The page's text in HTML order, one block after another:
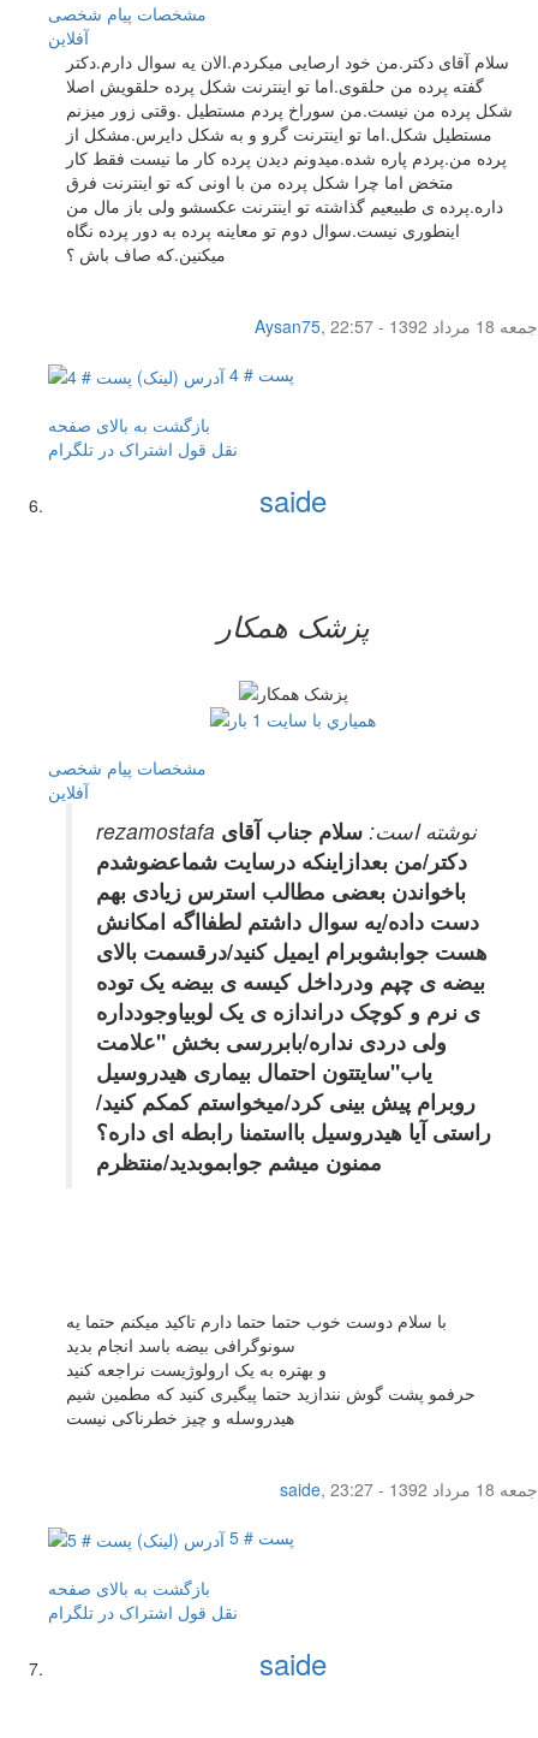
مشخصات پیام شخصی
آفلاين
سلام آقای دکتر.من خود ارصایی میکردم.الان یه سوال دارم.دکتر
گفته پرده من حلقوی.اما تو اینترنت شکل پرده حلقویش اصلا
شکل پرده من نیست.من سوراخ پردم مستطیل .وقتی زور میزنم
مستطیل شکل.اما تو اینترنت گرو و به شکل دایرس.مشکل از
پرده من.پردم پاره شده.میدونم دیدن پرده کار ما نیست فقط کار
متخض اما چرا شکل پرده من با اونی که تو اینترنت فرق
داره.پرده ی طبیعیم گذاشته تو اینترنت عکسشو ولی باز مال من
اینطوری نیست.سوال دوم تو معاینه پرده به دور پرده نگاه
میکنین.که صاف باش ؟
Aysan75,
جمعه 18 مرداد 1392 - 22:57
پست # 4
بازگشت به بالای صفحه
نقل قول اشتراک در تلگرام
saide
پزشک همکار
مشخصات پیام شخصی
آفلاين
rezamostafa نوشته است: سلام جناب آقای
دکتر/من بعدازاینکه درسایت شماعضوشدم
باخواندن بعضی مطالب استرس زیادی بهم
دست داده/یه سوال داشتم لطفااگه امکانش
هست جوابشوبرام ایمیل کنید/درقسمت بالای
بیضه ی چپم ودرداخل کیسه ی بیضه یک توده
ی نرم و کوچک دراندازه ی یک لوبیاوجودداره
ولی دردی نداره/بابررسی بخش "علامت
یاب"سایتتون احتمال بیماری هیدروسیل
روبرام پیش بینی کرد/میخواستم کمکم کنید/
راستی آیا هیدروسیل بااستمنا رابطه ای داره؟
ممنون میشم جوابموبدید/منتظرم
با سلام دوست خوب حتما حتما دارم تاکید میکنم حتما یه
سونوگرافی بیضه باسد انجام بدید
و بهتره به یک ارولوژیست نراجعه کنید
حرفمو پشت گوش نندازید حتما پیگیری کنید که مطمین شیم
هیدروسله و چیز خطرناکی نیست
saide,
جمعه 18 مرداد 1392 - 23:27
پست # 5
بازگشت به بالای صفحه
نقل قول اشتراک در تلگرام
saide